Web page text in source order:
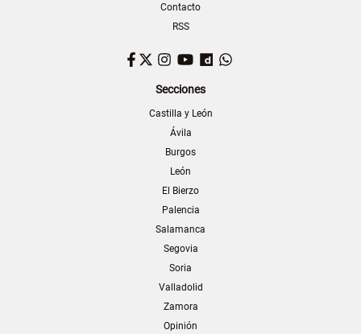
Contacto
RSS
Facebook
TwitterInstagram
YouTubeDailymotion
Secciones
Castilla y León
Ávila
Burgos
León
El Bierzo
Palencia
Salamanca
Segovia
Soria
Valladolid
Zamora
Opinión